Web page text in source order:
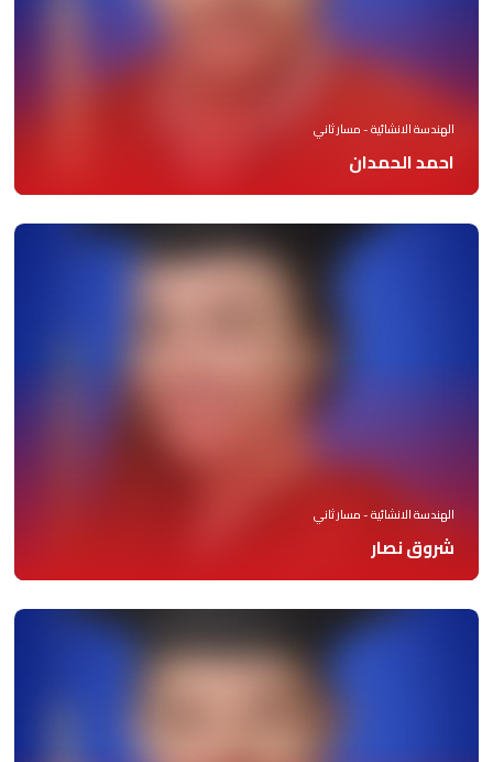
الهندسة الانشائية - مسار ثاني
احمد الحمدان
الهندسة الانشائية - مسار ثاني
شروق نصار